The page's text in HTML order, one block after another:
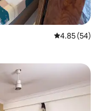
Calificación
4.85 (54)